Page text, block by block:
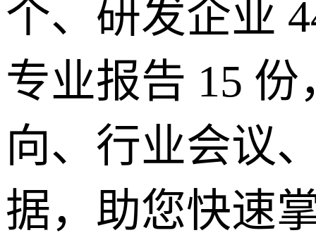
个、研发企业
专业报告 15
向、行业会议
据，助您快速